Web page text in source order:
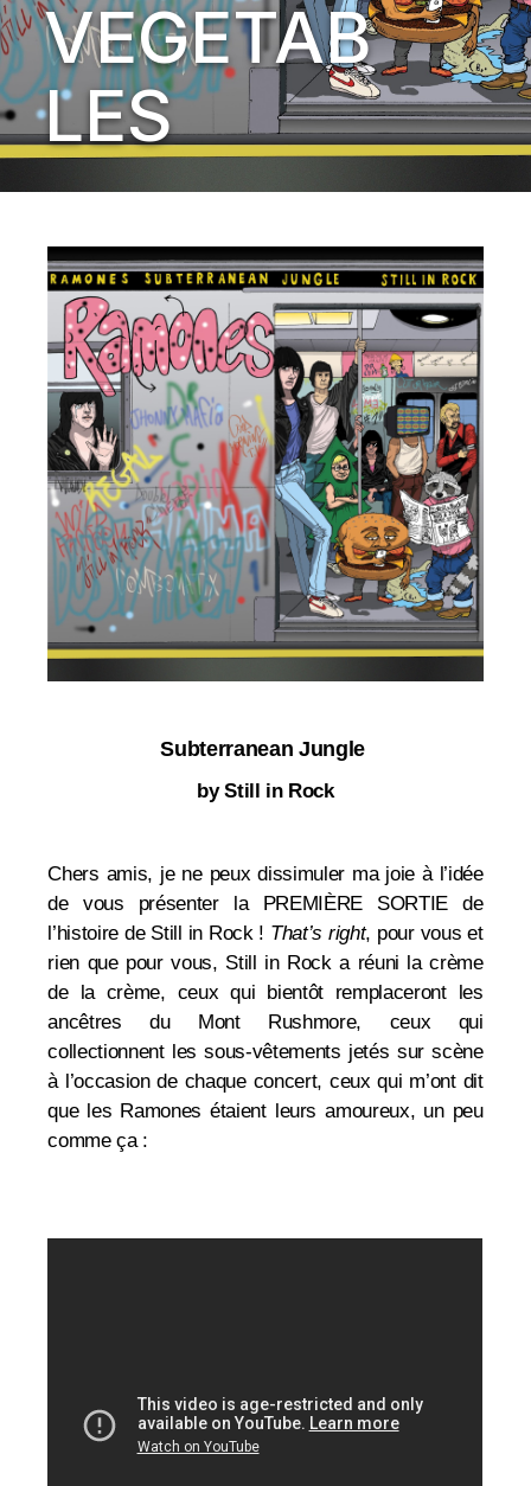
VEGETAB
LES
Subterranean Jungle
by Still in Rock
Chers amis, je ne peux dissimuler ma joie à l’idée
de vous présenter la PREMIÈRE SORTIE de
l’histoire de Still in Rock ! That’s right, pour vous et
rien que pour vous, Still in Rock a réuni la crème
de la crème, ceux qui bientôt remplaceront les
ancêtres du Mont Rushmore, ceux qui
collectionnent les sous-vêtements jetés sur scène
à l’occasion de chaque concert, ceux qui m’ont dit
que les Ramones étaient leurs amoureux, un peu
comme ça :